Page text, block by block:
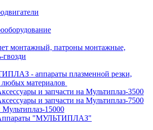
монтажный, патроны монтажные,
гвозди
- аппараты плазменной резки,
любых материалов
и запчасти на Мультиплаз-3500
и запчасти на Мультиплаз-7500
Мультиплаз-15000
"МУЛЬТИПЛАЗ"